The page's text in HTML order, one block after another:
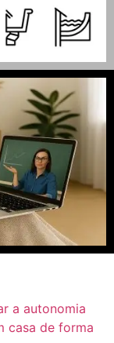
a autonomia
casa de forma